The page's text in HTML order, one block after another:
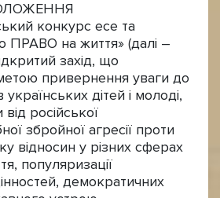
конкурс есе та
ПРАВО на життя» (далі –
захід, що
привернення уваги до
дітей і молоді,
російської
збройної агресії проти
відносин у різних сферах
популяризації
демократичних